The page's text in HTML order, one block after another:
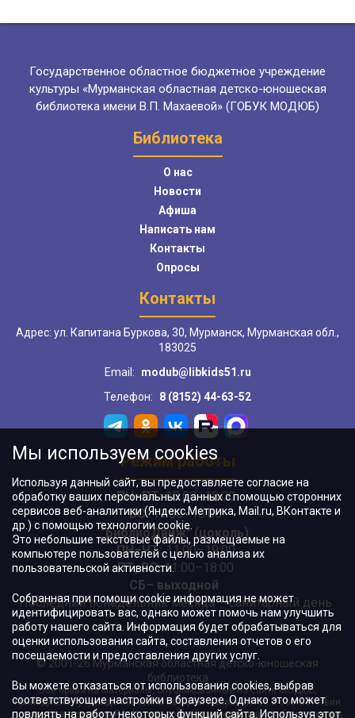
Государственное областное бюджетное учреждение
культуры «Мурманская областная детско-юношеская
библиотека имени В.П. Махаевой» (ГОБУК МОДЮБ)
Библиотека
О нас
Новости
Афиша
Написать нам
Контакты
Опросы
Контакты
Адрес: ул. Капитана Буркова, 30, Мурманск, Мурманская обл.,
183025
Email:
modub@libkids51.ru
Телефон:
8 (8152) 44-63-52
Режим работы
ПН–ПТ:10:00–18:00
ВС:11:00–18:00
"БиблиоДвиж" (цоколь):
ПН–ЧТ:11:00–19:00
ПТ, ВС:11:00–18:00
СБ– выходной
Последний понедельник месяца – санитарный день
© 2001-26 Мурманская областная детско-юношеская
библиотека
Все права на материалы, опубликованные на сайте МОДЮБ,
принадлежат учреждению и/или авторам и охраняются в соответствии
с законодательством РФ. Использование материалов, опубликованных
Мы используем cookies
Используя данный сайт, вы предоставляете согласие на
обработку ваших персональных данных с помощью сторонних
сервисов веб-аналитики (Яндекс.Метрика, Mail.ru, ВКонтакте и
др.) с помощью технологии cookie.
Это небольшие текстовые файлы, размещаемые на
компьютере пользователей с целью анализа их
пользовательской активности.
Собранная при помощи cookie информация не может
идентифицировать вас, однако может помочь нам улучшить
работу нашего сайта. Информация будет обрабатываться для
оценки использования сайта, составления отчетов о его
посещаемости и предоставления других услуг.
Вы можете отказаться от использования cookies, выбрав
соответствующие настройки в браузере. Однако это может
повлиять на работу некоторых функций сайта. Используя этот